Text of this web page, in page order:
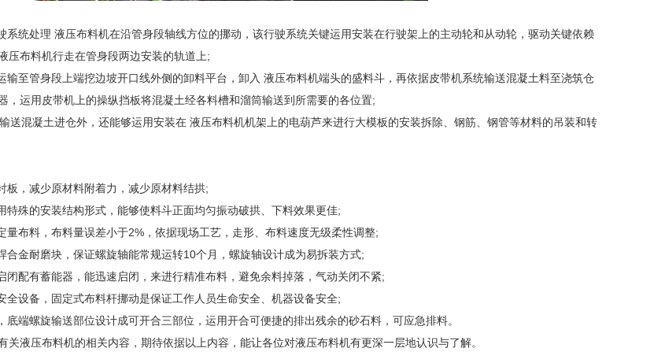
处理 液压布料机在沿管身段轴线方位的挪动，该行驶系统关键运用安装在行驶架上的主动轮和从动轮，驱动关键依赖
压布料机行走在管身段两边安装的轨道上;
管身段上端挖边坡开口线外侧的卸料平台，卸入 液压布料机端头的盛料斗，再依据皮带机系统输送混凝土料至浇筑仓
，运用皮带机上的操纵挡板将混凝土经各料槽和溜筒输送到所需要的各位置;
混凝土进仓外，还能够运用安装在 液压布料机机架上的电葫芦来进行大模板的安装拆除、钢筋、钢管等材料的吊装和转
，减少原材料附着力，减少原材料结拱;
殊的安装结构形式，能够使料斗正面均匀振动破拱、下料效果更佳;
布料，布料量误差小于2%，依据现场工艺，走形、布料速度无级柔性调整;
金耐磨块，保证螺旋轴能常规运转10个月，螺旋轴设计成为易拆装方式;
配有蓄能器，能迅速启闭，来进行精准布料，避免余料掉落，气动关闭不紧;
设备，固定式布料杆挪动是保证工作人员生命安全、机器设备安全;
螺旋输送部位设计成可开合三部位，运用开合可便捷的排出残余的砂石料，可应急排料。
液压布料机的相关内容，期待依据以上内容，能让各位对液压布料机有更深一层地认识与了解。